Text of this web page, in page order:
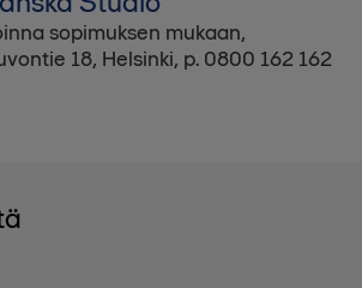
sopimuksen mukaan,
18, Helsinki, p. 0800 162 162